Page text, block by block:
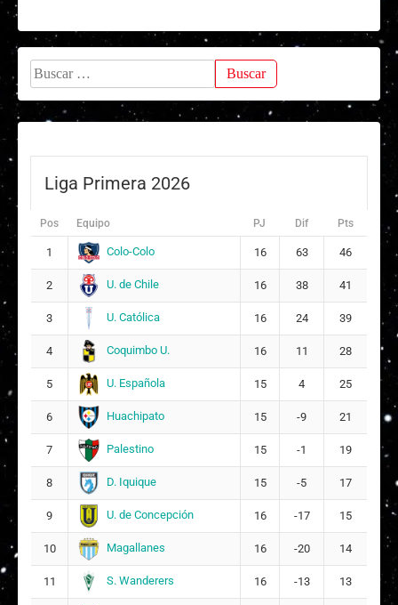
Buscar:
Liga Primera 2026
Pos Equipo PJ Dif Pts
1 Colo-Colo 16 63 46
2 U. de Chile 16 38 41
3 U. Católica 16 24 39
4 Coquimbo U. 16 11 28
5 U. Española 15 4 25
6 Huachipato 15 -9 21
7 Palestino 15 -1 19
8 D. Iquique 15 -5 17
9 U. de Concepción 16 -17 15
10 Magallanes 16 -20 14
11 S. Wanderers 16 -13 13